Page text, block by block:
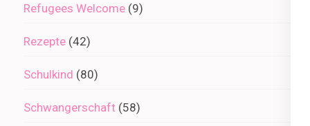
Refugees Welcome (9)
Rezepte (42)
Schulkind (80)
Schwangerschaft (58)